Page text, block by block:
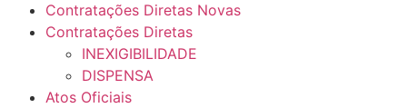
Contratações Diretas Novas
Contratações Diretas
INEXIGIBILIDADE
DISPENSA
Atos Oficiais